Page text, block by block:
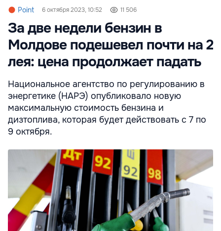
Point 6 октября 2023, 10:52 11 506
За две недели бензин в
Молдове подешевел почти на 2
лея: цена продолжает падать
Национальное агентство по регулированию в
энергетике (НАРЭ) опубликовало новую
максимальную стоимость бензина и
дизтоплива, которая будет действовать с 7 по
9 октября.